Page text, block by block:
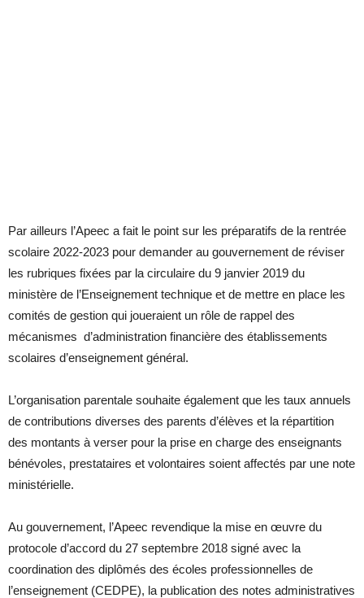
Par ailleurs l’Apeec a fait le point sur les préparatifs de la rentrée
scolaire 2022-2023 pour demander au gouvernement de réviser
les rubriques fixées par la circulaire du 9 janvier 2019 du
ministère de l’Enseignement technique et de mettre en place les
comités de gestion qui joueraient un rôle de rappel des
mécanismes d’administration financière des établissements
scolaires d’enseignement général.
L’organisation parentale souhaite également que les taux annuels
de contributions diverses des parents d’élèves et la répartition
des montants à verser pour la prise en charge des enseignants
bénévoles, prestataires et volontaires soient affectés par une note
ministérielle.
Au gouvernement, l’Apeec revendique la mise en œuvre du
protocole d’accord du 27 septembre 2018 signé avec la
coordination des diplômés des écoles professionnelles de
l’enseignement (CEDPE), la publication des notes administratives